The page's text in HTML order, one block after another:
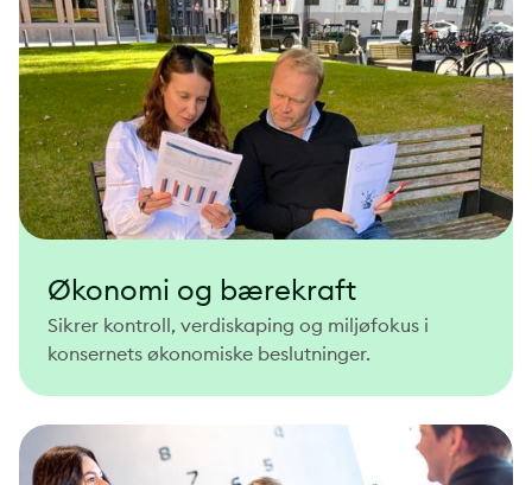
Økonomi og bærekraft
Sikrer kontroll, verdiskaping og miljøfokus i
konsernets økonomiske beslutninger.